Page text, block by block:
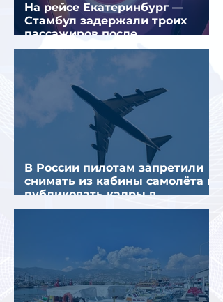
На рейсе Екатеринбург —
Стамбул задержали троих
пассажиров после
предполагаемой серии краж
В России пилотам запретили
снимать из кабины самолёта и
публиковать кадры в
интернете